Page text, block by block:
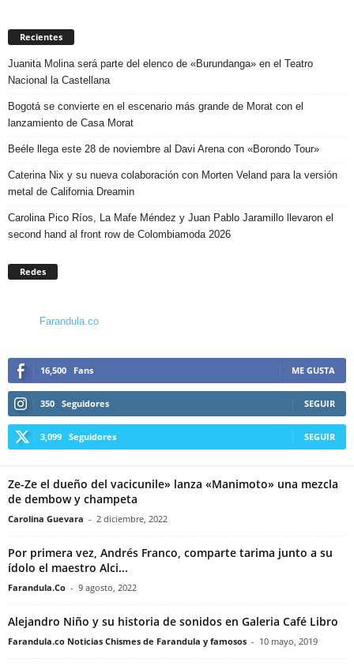
Recientes
Juanita Molina será parte del elenco de «Burundanga» en el Teatro
Nacional la Castellana
Bogotá se convierte en el escenario más grande de Morat con el
lanzamiento de Casa Morat
Beéle llega este 28 de noviembre al Davi Arena con «Borondo Tour»
Caterina Nix y su nueva colaboración con Morten Veland para la versión
metal de California Dreamin
Carolina Pico Ríos, La Mafe Méndez y Juan Pablo Jaramillo llevaron el
second hand al front row de Colombiamoda 2026
Redes
Farandula.co
16,500 Fans ME GUSTA
350 Seguidores SEGUIR
3,099 Seguidores SEGUIR
Ze-Ze el dueño del vacicunile» lanza «Manimoto» una mezcla
de dembow y champeta
Carolina Guevara - 2 diciembre, 2022
Por primera vez, Andrés Franco, comparte tarima junto a su
ídolo el maestro Alci...
Farandula.Co - 9 agosto, 2022
Alejandro Niño y su historia de sonidos en Galeria Café Libro
Farandula.co Noticias Chismes de Farandula y famosos - 10 mayo, 2019